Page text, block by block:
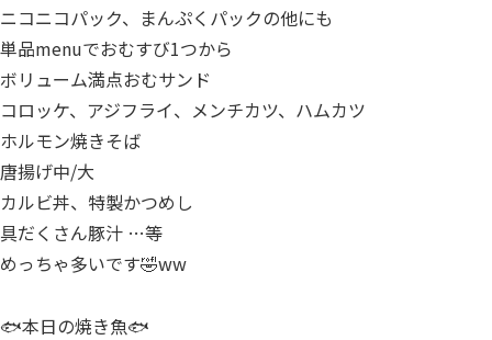
ニコニコパック、まんぷくパックの他にも
単品menuでおむすび1つから
ボリューム満点おむサンド
コロッケ、アジフライ、メンチカツ、ハムカツ
ホルモン焼きそば
唐揚げ中/大
カルビ丼、特製かつめし
具だくさん豚汁 …等
めっちゃ多いです🤣ww
🐟本日の焼き魚🐟